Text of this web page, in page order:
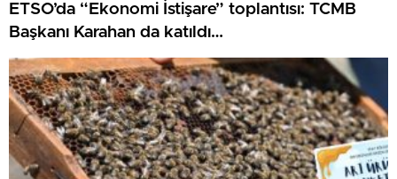
ETSO’da “Ekonomi İstişare” toplantısı: TCMB
Başkanı Karahan da katıldı…